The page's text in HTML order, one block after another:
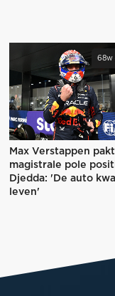
68w
Max Verstappen pakt
magistrale pole
Djedda: 'De auto
leven'